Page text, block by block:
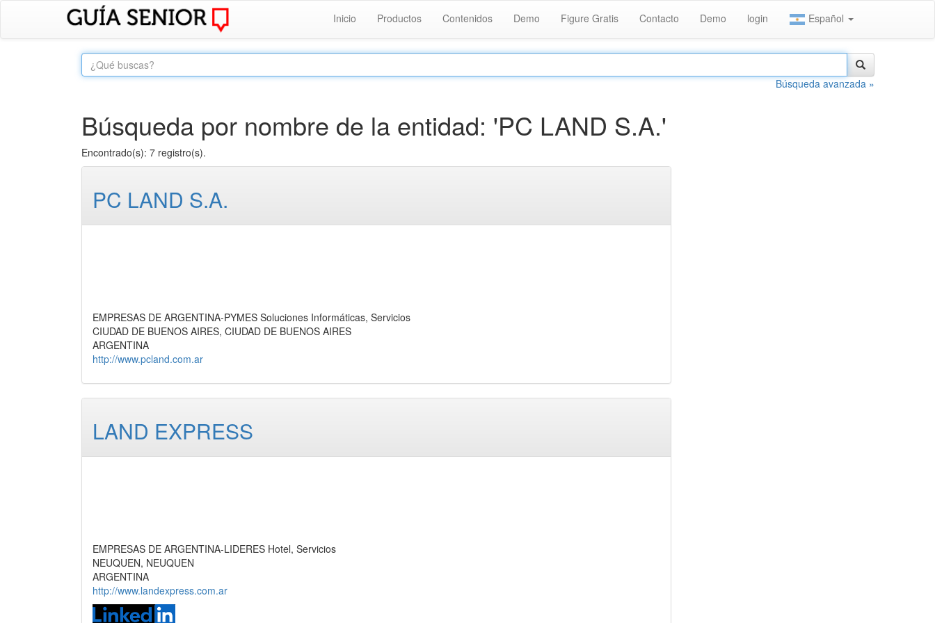
Inicio Productos Contenidos Demo Figure Gratis Contacto Demo login Español
Búsqueda avanzada »
Búsqueda por nombre de la entidad: 'PC LAND S.A.'
Encontrado(s): 7 registro(s).
PC LAND S.A.
EMPRESAS DE ARGENTINA-PYMES Soluciones Informáticas, Servicios
CIUDAD DE BUENOS AIRES, CIUDAD DE BUENOS AIRES
ARGENTINA
http://www.pcland.com.ar
LAND EXPRESS
EMPRESAS DE ARGENTINA-LIDERES Hotel, Servicios
NEUQUEN, NEUQUEN
ARGENTINA
http://www.landexpress.com.ar